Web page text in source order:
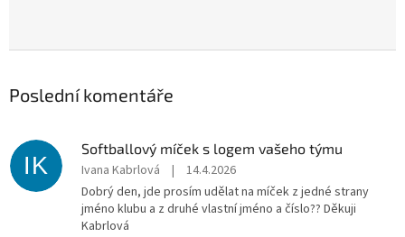
Poslední komentáře
IK
Softballový míček s logem vašeho týmu
Ivana Kabrlová |
14.4.2026
Dobrý den, jde prosím udělat na míček z jedné strany
jméno klubu a z druhé vlastní jméno a číslo?? Děkuji
Kabrlová